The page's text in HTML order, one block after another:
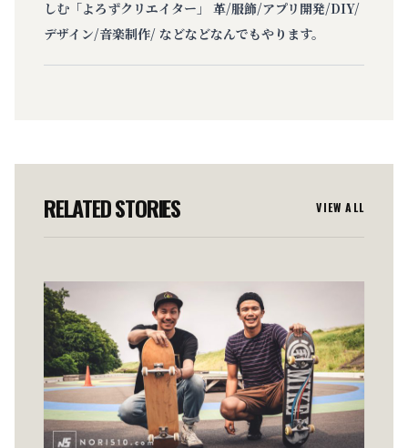
しむ「よろずクリエイター」 革/服飾/アプリ開発/DIY/
デザイン/音楽制作/ などなどなんでもやります。
RELATED STORIES VIEW ALL